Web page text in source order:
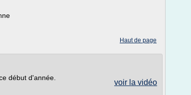
Haut de page
voir la vidéo
début d'année.